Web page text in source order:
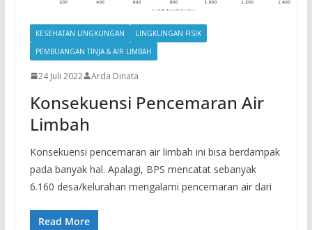
KESEHATAN LINGKUNGAN
LINGKUNGAN FISIK
PEMBUANGAN TINJA & AIR LIMBAH
24 Juli 2022 Arda Dinata
Konsekuensi Pencemaran Air
Limbah
Konsekuensi pencemaran air limbah ini bisa berdampak
pada banyak hal. Apalagi, BPS mencatat sebanyak
6.160 desa/kelurahan mengalami pencemaran air dari
Read More